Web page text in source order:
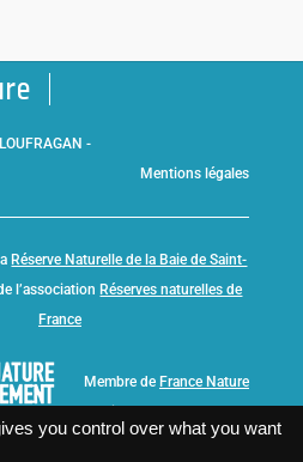
-
Mentions légales
Réserve Naturelle de la Baie de Saint-
l’association Réserves naturelles de
France
Membre de France Nature
you control over what you want